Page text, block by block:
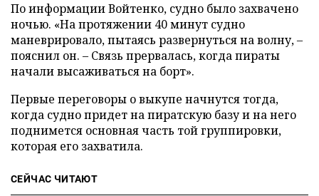
По информации Войтенко, судно было захвачено
ночью. «На протяжении 40 минут судно
маневрировало, пытаясь развернуться на волну, –
пояснил он. – Связь прервалась, когда пираты
начали высаживаться на борт».
Первые переговоры о выкупе начнутся тогда,
когда судно придет на пиратскую базу и на него
поднимется основная часть той группировки,
которая его захватила.
СЕЙЧАС ЧИТАЮТ